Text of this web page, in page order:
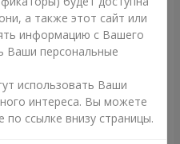
а также этот сайт или
информацию с Вашего
Ваши персональные
использовать Ваши
интереса. Вы можете
ссылке внизу страницы.